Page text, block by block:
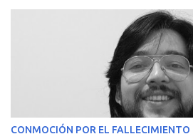
CONMOCIÓN POR EL